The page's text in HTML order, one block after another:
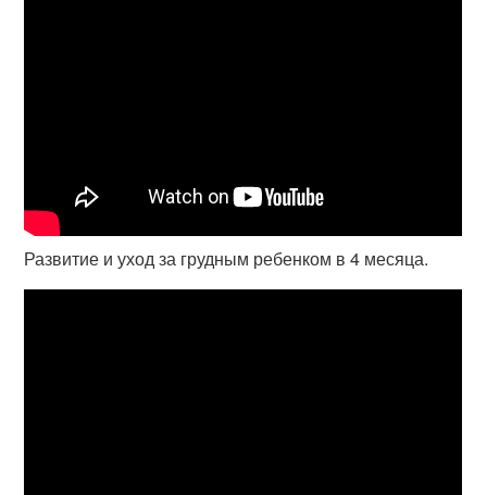
Развитие и уход за грудным ребенком в 4 месяца.